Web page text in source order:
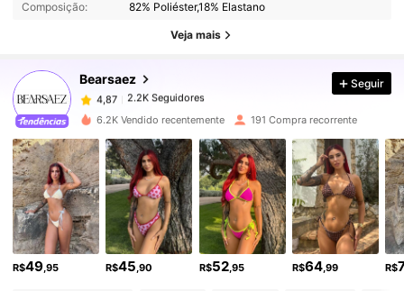
Composição: 82% Poliéster,18% Elastano
Veja mais
Bearsaez
2.2K Seguidores
4,87
2.2K Seguidores
u***9
pago1 dia atrás
4,87 2.2K Seguidores
4,87 2.2K Seguidores
4,87 2.2K Seguidores
Seguir
6.2K Vendido recentemente 191 Compra recorrente
R$49,95 R$45,90 R$52,95 R$64,99 R$